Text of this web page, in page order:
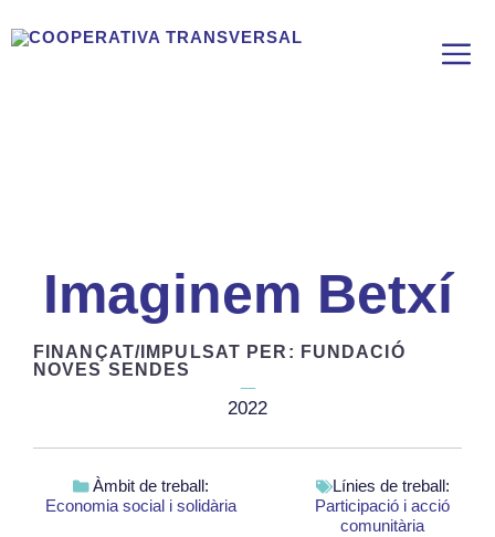
al
contingut
Imaginem Betxí
FINANÇAT/IMPULSAT PER: FUNDACIÓ
NOVES SENDES
2022
Àmbit de treball:
Economia social i solidària
Línies de treball:
Participació i acció
comunitària